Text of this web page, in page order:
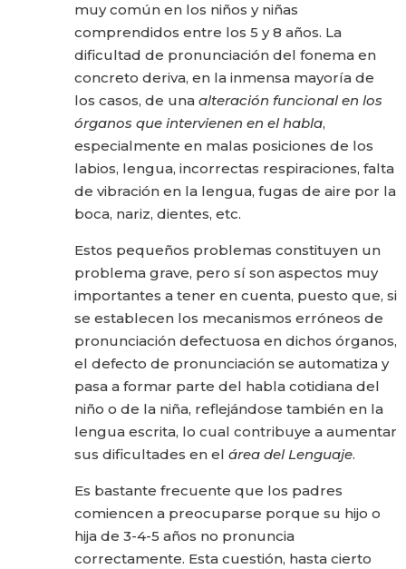
muy común en los niños y niñas
comprendidos entre los 5 y 8 años. La
dificultad de pronunciación del fonema en
concreto deriva, en la inmensa mayoría de
los casos, de una alteración funcional en los
órganos que intervienen en el habla,
especialmente en malas posiciones de los
labios, lengua, incorrectas respiraciones, falta
de vibración en la lengua, fugas de aire por la
boca, nariz, dientes, etc.
Estos pequeños problemas constituyen un
problema grave, pero sí son aspectos muy
importantes a tener en cuenta, puesto que, si
se establecen los mecanismos erróneos de
pronunciación defectuosa en dichos órganos,
el defecto de pronunciación se automatiza y
pasa a formar parte del habla cotidiana del
niño o de la niña, reflejándose también en la
lengua escrita, lo cual contribuye a aumentar
sus dificultades en el área del Lenguaje.
Es bastante frecuente que los padres
comiencen a preocuparse porque su hijo o
hija de 3-4-5 años no pronuncia
correctamente. Esta cuestión, hasta cierto